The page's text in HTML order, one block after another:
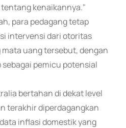
kenaikannya."
para pedagang tetap
intervensi dari otoritas
uang tersebut, dengan
sebagai pemicu potensial
bertahan di dekat level
terakhir diperdagangkan
inflasi domestik yang